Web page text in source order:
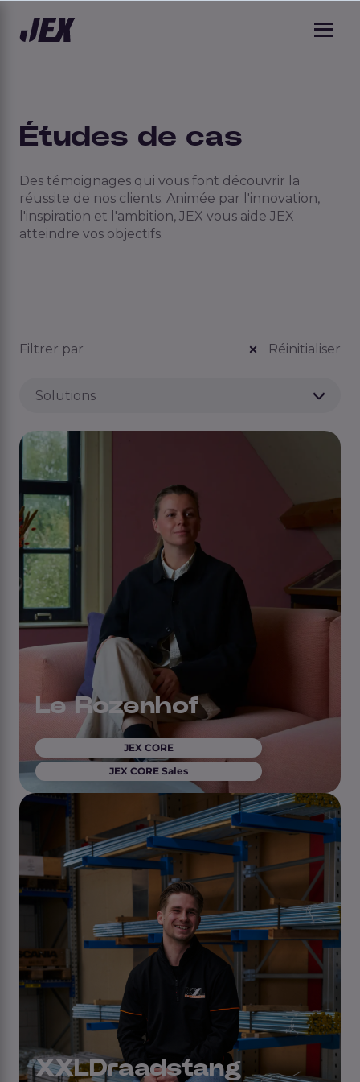
Études de cas
Des témoignages qui vous font découvrir la
réussite de nos clients. Animée par l'innovation,
l'inspiration et l'ambition, JEX vous aide JEX
atteindre vos objectifs.
Filtrer par
Solutions
Réinitialiser
Le Rozenhof
JEX CORE
JEX CORE Sales
XXLDraadstang